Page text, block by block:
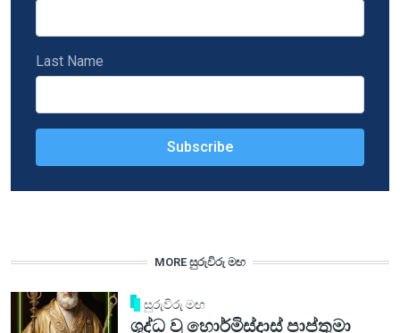
Last Name
MORE සුරුවිරු මඟ
සුරුවිරු මඟ
ශුද්ධ වූ හොර්මිස්දාස් පාප්තුමා